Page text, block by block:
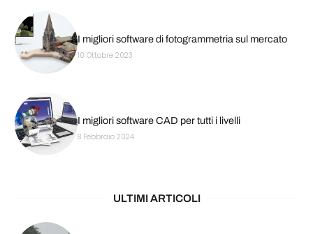
I migliori software di fotogrammetria sul mercato
10 Ottobre 2023
I migliori software CAD per tutti i livelli
8 Febbraio 2024
ULTIMI ARTICOLI